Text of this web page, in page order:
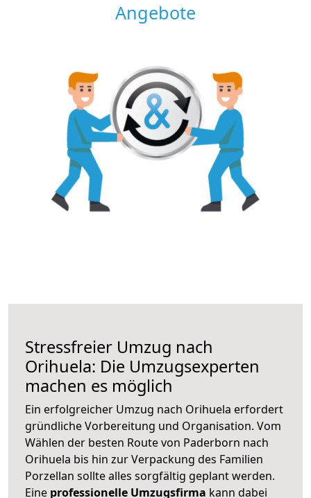
Angebote
Stressfreier Umzug nach
Orihuela: Die Umzugsexperten
machen es möglich
Ein erfolgreicher Umzug nach Orihuela erfordert
gründliche Vorbereitung und Organisation. Vom
Wählen der besten Route von Paderborn nach
Orihuela bis hin zur Verpackung des Familien
Porzellan sollte alles sorgfältig geplant werden.
Eine professionelle Umzugsfirma kann dabei